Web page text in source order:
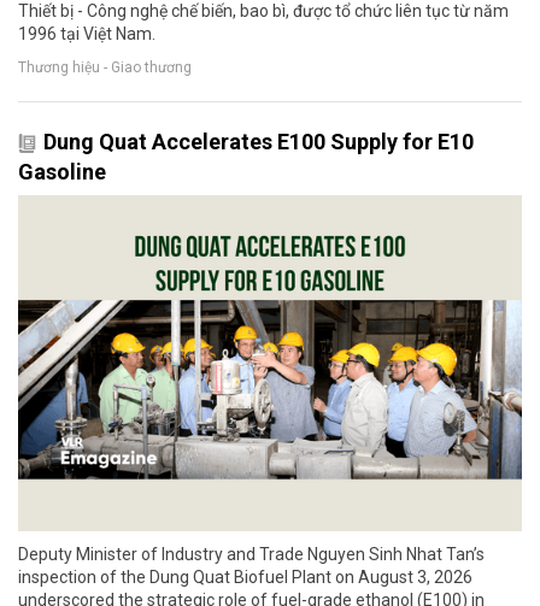
Thiết bị - Công nghệ chế biến, bao bì, được tổ chức liên tục từ năm
1996 tại Việt Nam.
Thương hiệu - Giao thương
Dung Quat Accelerates E100 Supply for E10
Gasoline
Deputy Minister of Industry and Trade Nguyen Sinh Nhat Tan’s
inspection of the Dung Quat Biofuel Plant on August 3, 2026
underscored the strategic role of fuel-grade ethanol (E100) in